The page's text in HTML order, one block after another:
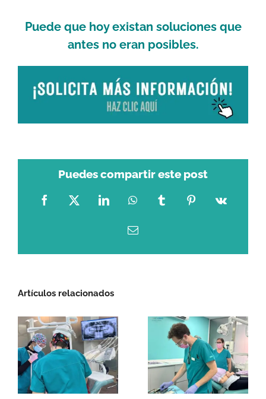
Puede que hoy existan soluciones que
antes no eran posibles.
Puedes compartir este post
Facebook
X LinkedInWhatsAppTumblrPinterest
Vk
Correo
Artículos relacionados